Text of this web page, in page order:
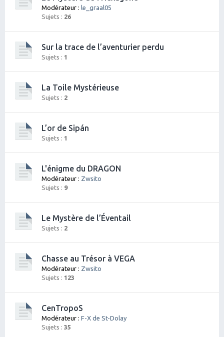
Modérateur : le_graal05
Sujets : 26
Sur la trace de l’aventurier perdu
Sujets : 1
La Toile Mystérieuse
Sujets : 2
L’or de Sipán
Sujets : 1
L'énigme du DRAGON
Modérateur : Zwsito
Sujets : 9
Le Mystère de l’Éventail
Sujets : 2
Chasse au Trésor à VEGA
Modérateur : Zwsito
Sujets : 123
CenTropoS
Modérateur : F-X de St-Dolay
Sujets : 35